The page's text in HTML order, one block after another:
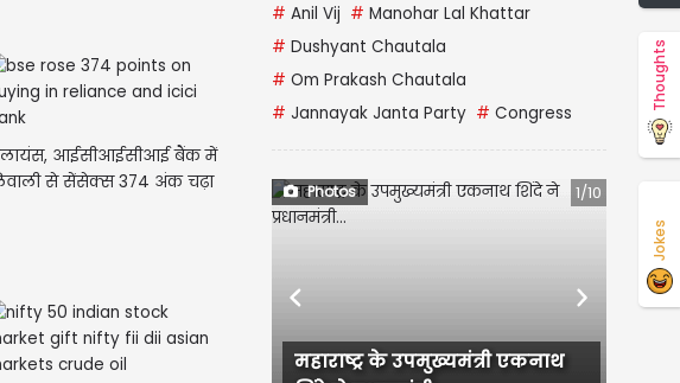
आईसीआईसीआई बैंक में
से सेंसेक्स 374 अंक चढ़ा
# Anil Vij # Manohar Lal Khattar
# Dushyant Chautala
# Om Prakash Chautala
# Jannayak Janta Party # Congress
Photos 1/10
महाराष्ट्र के उपमुख्यमंत्री एकनाथ
Previous Next
Thoughts
Jokes